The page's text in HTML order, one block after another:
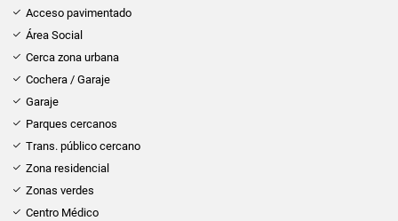
Acceso pavimentado
Área Social
Cerca zona urbana
Cochera / Garaje
Garaje
Parques cercanos
Trans. público cercano
Zona residencial
Zonas verdes
Centro Médico